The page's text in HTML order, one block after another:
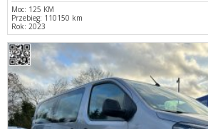
Moc: 125 KM
Przebieg: 110150 km
Rok: 2023